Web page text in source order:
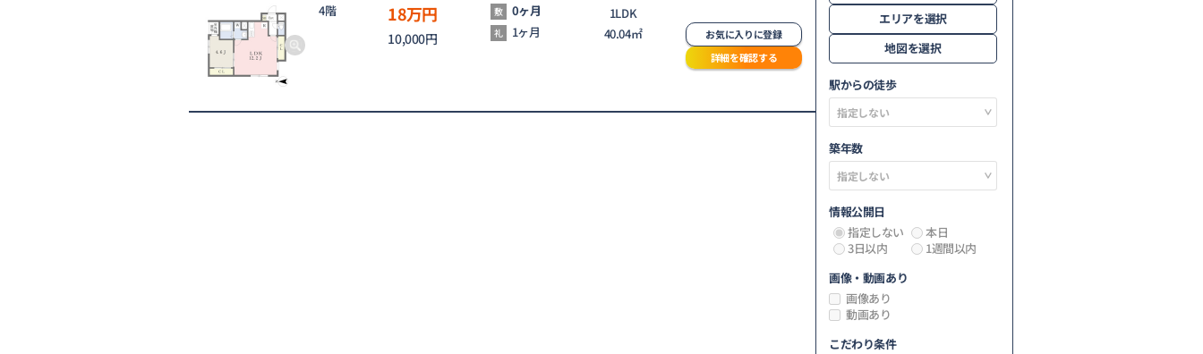
4階 18万円
10,000円
敷 0ヶ月
礼 1ヶ月
1LDK
40.04㎡
お気に入りに登録
詳細を確認する
エリアを選択
地図を選択
駅からの徒歩
築年数
情報公開日
指定しない
本日
3日以内
1週間以内
画像・動画あり
画像あり
動画あり
こだわり条件